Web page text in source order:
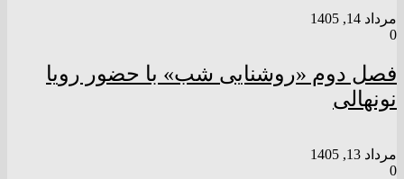
مرداد 14, 1405
0
فصل دوم «روشنایی شب» با حضور رویا
نونهالی
مرداد 13, 1405
0